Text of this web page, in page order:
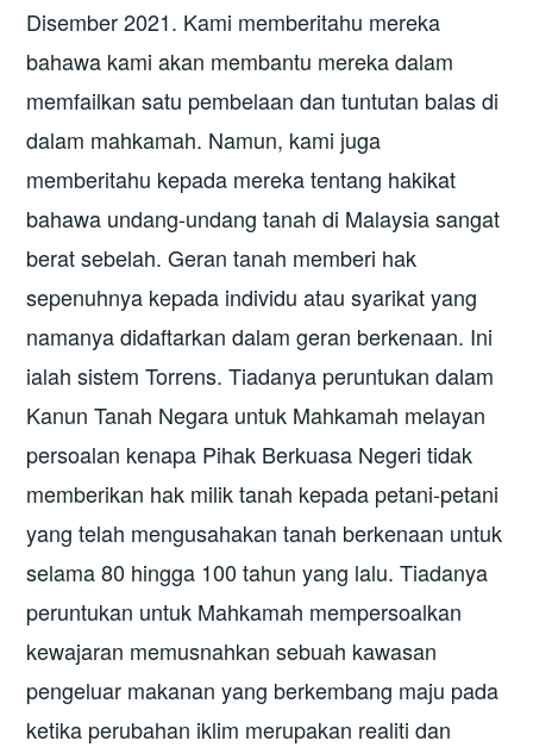
Disember 2021. Kami memberitahu mereka
bahawa kami akan membantu mereka dalam
memfailkan satu pembelaan dan tuntutan balas di
dalam mahkamah. Namun, kami juga
memberitahu kepada mereka tentang hakikat
bahawa undang-undang tanah di Malaysia sangat
berat sebelah. Geran tanah memberi hak
sepenuhnya kepada individu atau syarikat yang
namanya didaftarkan dalam geran berkenaan. Ini
ialah sistem Torrens. Tiadanya peruntukan dalam
Kanun Tanah Negara untuk Mahkamah melayan
persoalan kenapa Pihak Berkuasa Negeri tidak
memberikan hak milik tanah kepada petani-petani
yang telah mengusahakan tanah berkenaan untuk
selama 80 hingga 100 tahun yang lalu. Tiadanya
peruntukan untuk Mahkamah mempersoalkan
kewajaran memusnahkan sebuah kawasan
pengeluar makanan yang berkembang maju pada
ketika perubahan iklim merupakan realiti dan